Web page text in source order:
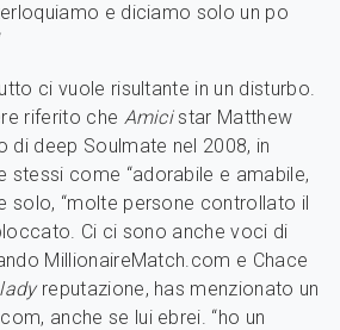
e diciamo solo un po
ci vuole risultante in un disturbo.
riferito che Amicistar Matthew
di deep Soulmate nel 2008, in
stessi come “adorabile e amabile,
solo, “molte persone controllato il
Ci ci sono anche voci di
MillionaireMatch.com e Chace
reputazione, has menzionato un
anche se lui ebrei. “ho un